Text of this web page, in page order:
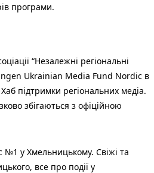
програми.
“Незалежні регіональні
Ukrainian Media Fund Nordic в
підтримки регіональних медіа.
збігаються з офіційною
у Хмельницькому. Свіжі та
все про події у